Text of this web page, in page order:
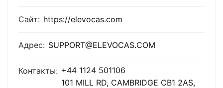
Сайт: https://elevocas.com
Адрес: SUPPORT@ELEVOCAS.COM
Контакты: +44 1124 501106
101 MILL RD, CAMBRIDGE CB1 2AS,